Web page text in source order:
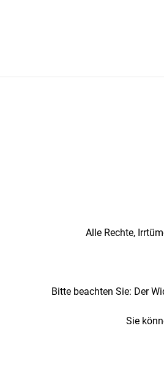
Alle Rechte,
Bitte beachten Sie: Der
Sie